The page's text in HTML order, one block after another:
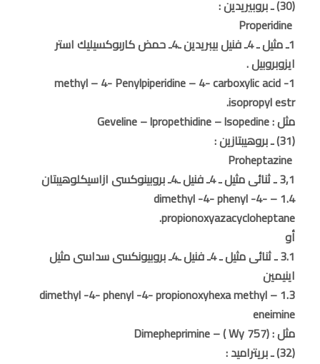
(30) ـ بروبيريدين :
1ـ مثيل ـ 4ـ فنيل بيبريدين ـ4ـ حمض كاربوكسيليك استر
ايزوبروبيل .
1- methyl – 4- Penylpiperidine – 4- carboxylic acid
isopropyl estr.
مثل : Geveline – lpropethidine – lsopedine
(31) ـ بروهيبتازين :
3,1 ـ ثنائى مثيل ـ 4ـ فنيل ـ4ـ بروبينوكسى ازاسيكلوهيبتان
1.4 – dimethyl -4- phenyl -4-
propionoxyazacycloheptane.
أو
3.1 ـ ثنائى مثيل ـ 4ـ فنيل ـ4ـ بروبيونكسى سداسى مثيل
اينيمين
1.3 – dimethyl -4- phenyl -4- propionoxyhexa methyl
eneimine
مثل : Dimepheprimine – ( Wy 757)
(32) ـ بريتراميد :